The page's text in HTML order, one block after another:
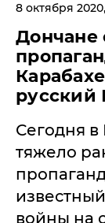
8 октября
Дончане
русский
Сегодня
тяжело
войны на